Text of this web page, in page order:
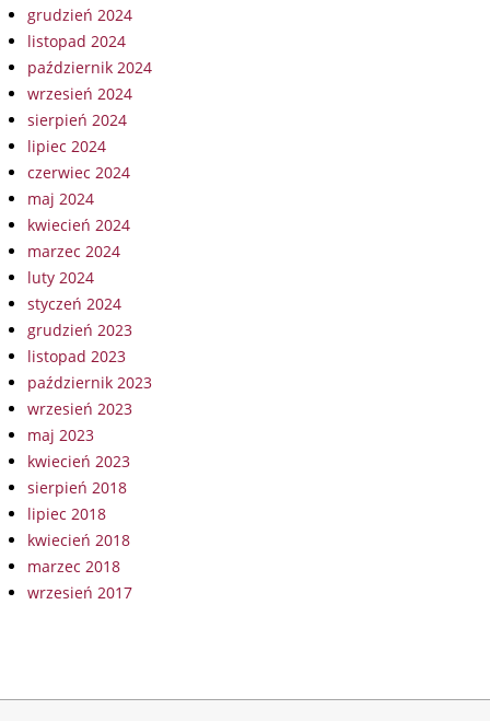
grudzień 2024
listopad 2024
październik 2024
wrzesień 2024
sierpień 2024
lipiec 2024
czerwiec 2024
maj 2024
kwiecień 2024
marzec 2024
luty 2024
styczeń 2024
grudzień 2023
listopad 2023
październik 2023
wrzesień 2023
maj 2023
kwiecień 2023
sierpień 2018
lipiec 2018
kwiecień 2018
marzec 2018
wrzesień 2017